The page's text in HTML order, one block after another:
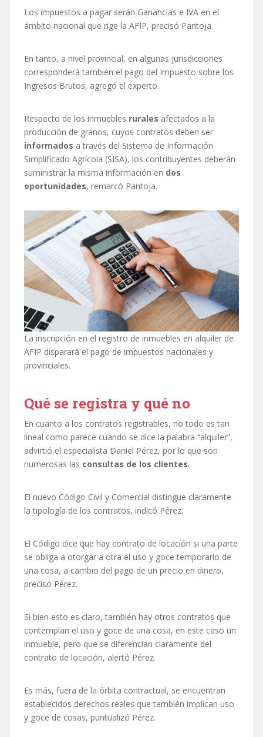
Los impuestos a pagar serán Ganancias e IVA en el
ámbito nacional que rige la AFIP, precisó Pantoja.
En tanto, a nivel provincial, en algunas jurisdicciones
corresponderá también el pago del Impuesto sobre los
Ingresos Brutos, agregó el experto.
Respecto de los inmuebles rurales afectados a la
producción de granos, cuyos contratos deben ser
informados a través del Sistema de Información
Simplificado Agrícola (SISA), los contribuyentes deberán
suministrar la misma información en dos
oportunidades, remarcó Pantoja.
La inscripción en el registro de inmuebles en alquiler de
AFIP disparará el pago de impuestos nacionales y
provinciales.
Qué se registra y qué no
En cuanto a los contratos registrables, no todo es tan
lineal como parece cuando se dice la palabra “alquiler”,
advirtió el especialista Daniel Pérez, por lo que son
numerosas las consultas de los clientes.
El nuevo Código Civil y Comercial distingue claramente
la tipología de los contratos, indicó Pérez.
El Código dice que hay contrato de locación si una parte
se obliga a otorgar a otra el uso y goce temporario de
una cosa, a cambio del pago de un precio en dinero,
precisó Pérez.
Si bien esto es claro, también hay otros contratos que
contemplan el uso y goce de una cosa, en este caso un
inmueble, pero que se diferencian claramente del
contrato de locación, alertó Pérez.
Es más, fuera de la órbita contractual, se encuentran
establecidos derechos reales que también implican uso
y goce de cosas, puntualizó Pérez.